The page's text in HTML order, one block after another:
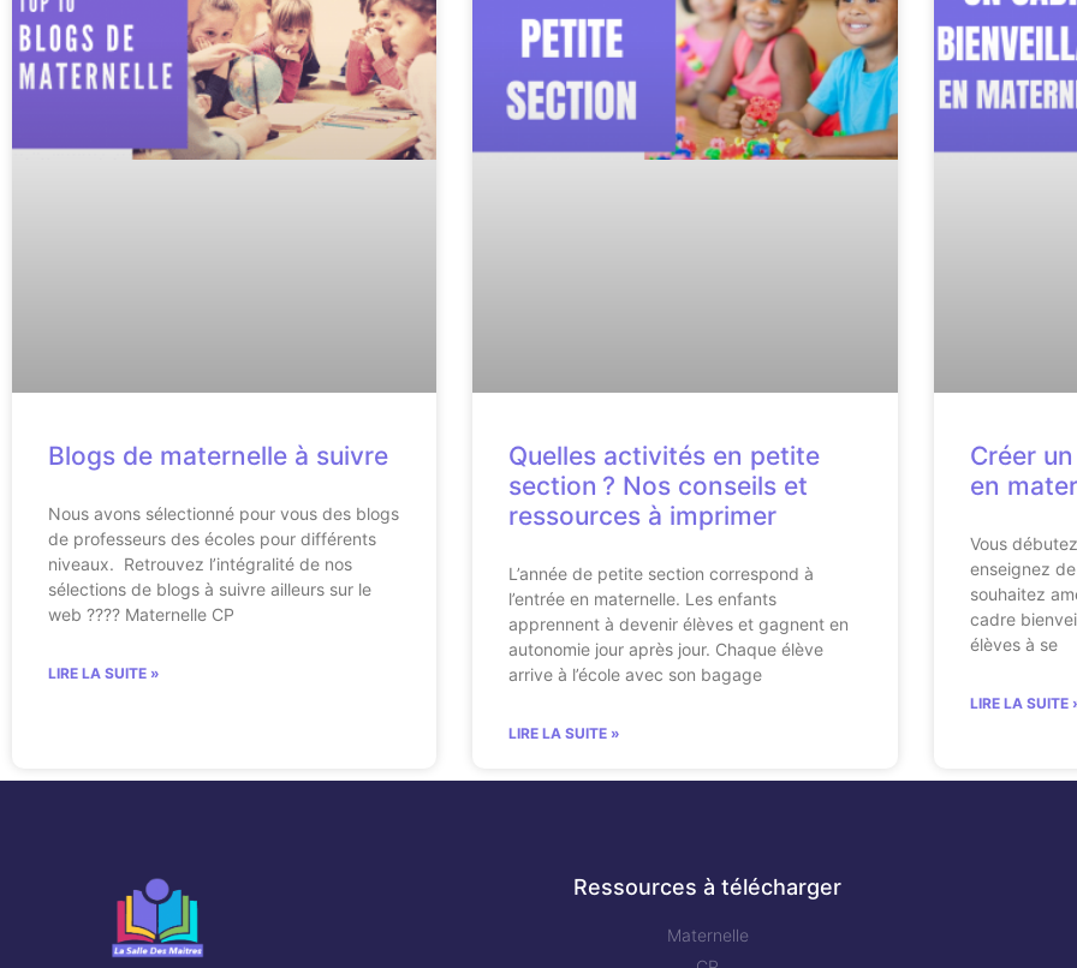
Blogs de maternelle à suivre
Nous avons sélectionné pour vous des blogs
de professeurs des écoles pour différents
niveaux. Retrouvez l’intégralité de nos
sélections de blogs à suivre ailleurs sur le
web ???? Maternelle CP
LIRE LA SUITE »
Quelles activités en petite
section ? Nos conseils et
ressources à imprimer
L’année de petite section correspond à
l’entrée en maternelle. Les enfants
apprennent à devenir élèves et gagnent en
autonomie jour après jour. Chaque élève
arrive à l’école avec son bagage
LIRE LA SUITE »
Créer
en
Vous
enseignez
souhaitez
cadre
élèves à se
LIRE LA SUITE
Ressources à télécharger
Maternelle